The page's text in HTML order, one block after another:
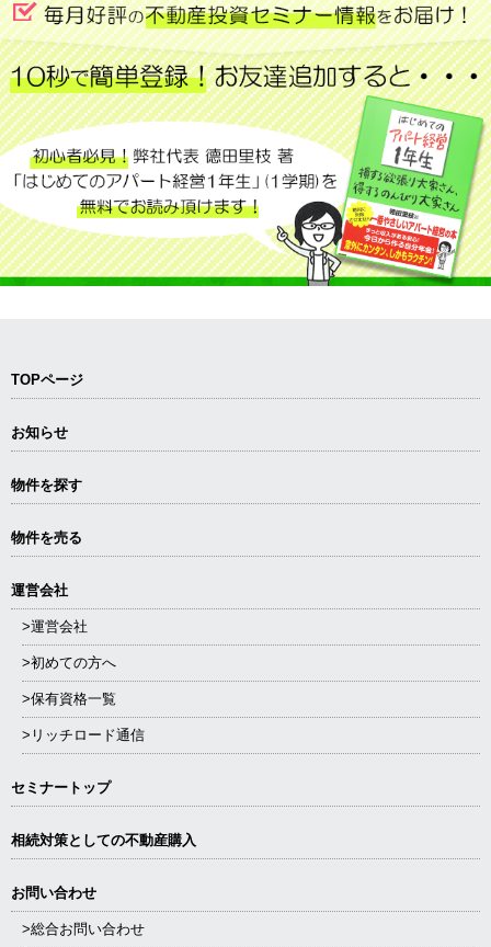
TOPページ
お知らせ
物件を探す
物件を売る
運営会社
>運営会社
>初めての方へ
>保有資格一覧
>リッチロード通信
セミナートップ
相続対策としての不動産購入
お問い合わせ
>総合お問い合わせ